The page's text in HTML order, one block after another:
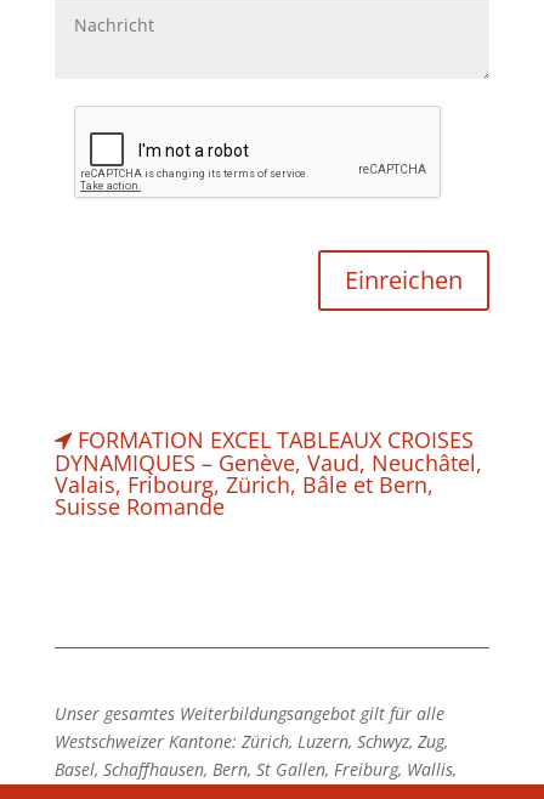
FORMATION EXCEL TABLEAUX CROISES
DYNAMIQUES – Genève, Vaud, Neuchâtel,
Valais, Fribourg, Zürich, Bâle et Bern,
Suisse Romande
Unser gesamtes Weiterbildungsangebot gilt für alle
Westschweizer Kantone: Zürich, Luzern, Schwyz, Zug,
Basel, Schaffhausen, Bern, St Gallen, Freiburg, Wallis,